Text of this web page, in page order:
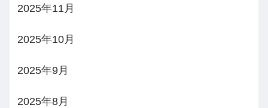
2025年11月
2025年10月
2025年9月
2025年8月